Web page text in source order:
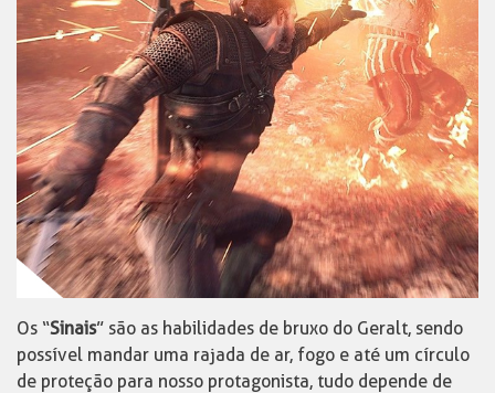
Os “Sinais” são as habilidades de bruxo do Geralt, sendo
possível mandar uma rajada de ar, fogo e até um círculo
de proteção para nosso protagonista, tudo depende de